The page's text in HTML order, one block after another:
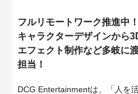
フルリモートワーク推進中！
キャラクターデザインから
エフェクト制作など多岐に
担当！
DCG Entertainmentは、「人を